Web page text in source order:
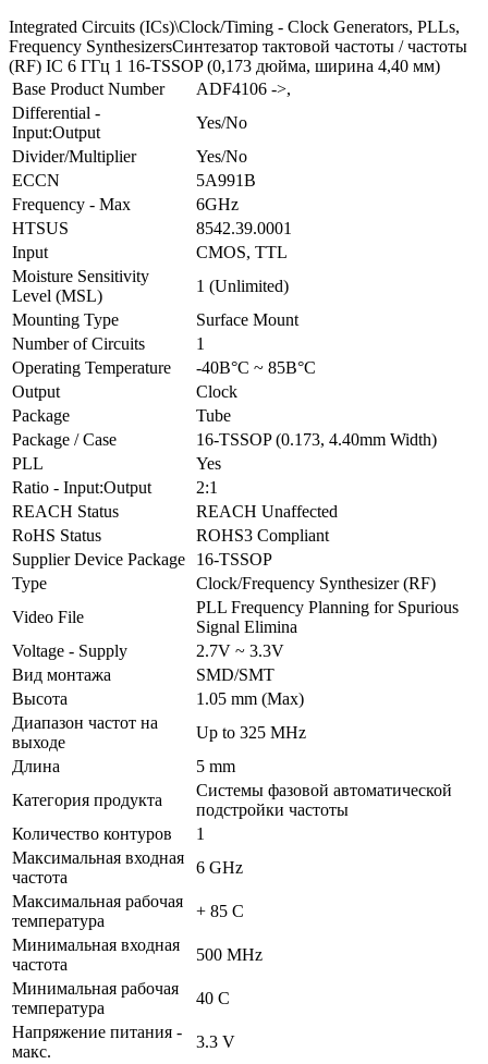
Integrated Circuits (ICs)\Clock/Timing - Clock Generators, PLLs,
Frequency SynthesizersСинтезатор тактовой частоты / частоты
(RF) IC 6 ГГц 1 16-TSSOP (0,173 дюйма, ширина 4,40 мм)
Base Product Number
ADF4106 ->,
Differential -
Input:Output
Yes/No
Divider/Multiplier
Yes/No
ECCN
5A991B
Frequency - Max
6GHz
HTSUS
8542.39.0001
Input
CMOS, TTL
Moisture Sensitivity
Level (MSL)
1 (Unlimited)
Mounting Type
Surface Mount
Number of Circuits
1
Operating Temperature
-40В°C ~ 85В°C
Output
Clock
Package
Tube
Package / Case
16-TSSOP (0.173, 4.40mm Width)
PLL
Yes
Ratio - Input:Output
2:1
REACH Status
REACH Unaffected
RoHS Status
ROHS3 Compliant
Supplier Device Package
16-TSSOP
Type
Clock/Frequency Synthesizer (RF)
Video File
PLL Frequency Planning for Spurious
Signal Elimina
Voltage - Supply
2.7V ~ 3.3V
Вид монтажа
SMD/SMT
Высота
1.05 mm (Max)
Диапазон частот на
выходе
Up to 325 MHz
Длина
5 mm
Категория продукта
Системы фазовой автоматической
подстройки частоты
Количество контуров
1
Максимальная входная
частота
6 GHz
Максимальная рабочая
температура
+ 85 C
Минимальная входная
частота
500 MHz
Минимальная рабочая
температура
40 C
Напряжение питания -
макс.
3.3 V